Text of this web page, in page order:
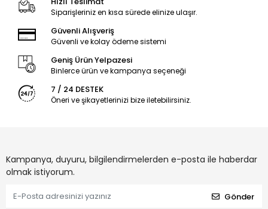
Siparişleriniz en kısa sürede elinize ulaşır.
Güvenli Alışveriş
Güvenli ve kolay ödeme sistemi
Geniş Ürün Yelpazesi
Binlerce ürün ve kampanya seçeneği
7 / 24 DESTEK
Öneri ve şikayetlerinizi bize iletebilirsiniz.
Kampanya, duyuru, bilgilendirmelerden e-posta ile haberdar
olmak istiyorum.
Gönder